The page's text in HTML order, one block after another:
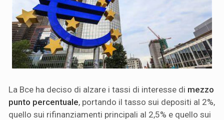
La Bce ha deciso di alzare i tassi di interesse di mezzo
punto percentuale, portando il tasso sui depositi al 2%,
quello sui rifinanziamenti principali al 2,5% e quello sui